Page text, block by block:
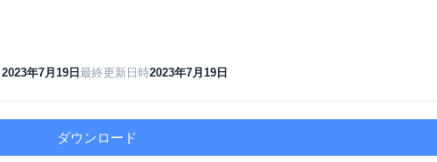
2023年7月19日 最終更新日時2023年7月19日
ダウンロード